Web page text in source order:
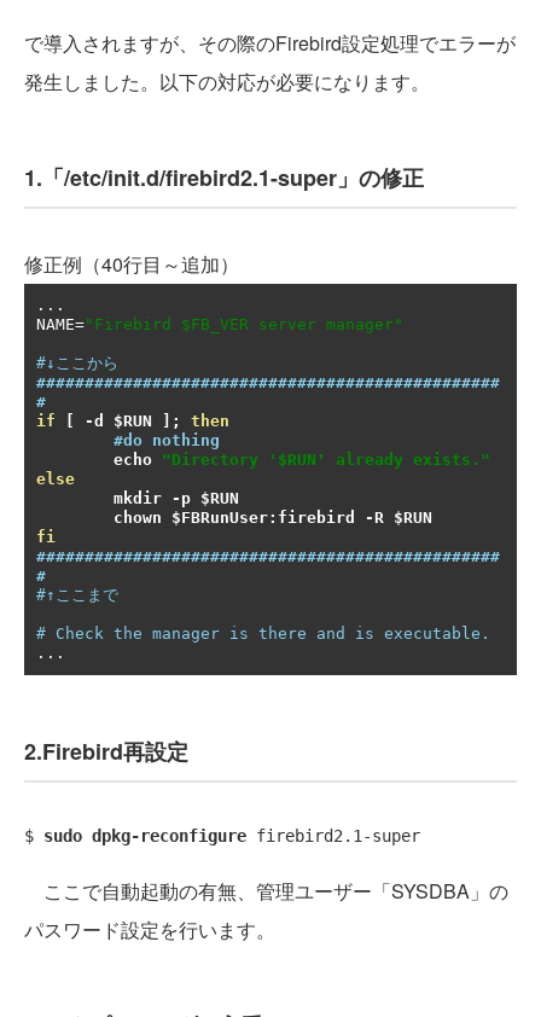
で導入されますが、その際のFirebird設定処理でエラーが
発生しました。以下の対応が必要になります。
1.「/etc/init.d/firebird2.1-super」の修正
修正例（40行目～追加）
...
NAME="Firebird $FB_VER server manager"
#↓ここから
################################################
#
if
-d $RUN ];
then
#do nothing
        echo
"Directory '$RUN' already exists."
else
        mkdir
- p $RUN
        chown $FBRunUser
: firebird -R $RUN
fi
################################################
#
#↑ここまで
# Check the manager is there and is executable.
...
2.Firebird再設定
$ sudo dpkg-reconfigure
ここで自動起動の有無、管理ユーザー「SYSDBA」の
パスワード設定を行います。